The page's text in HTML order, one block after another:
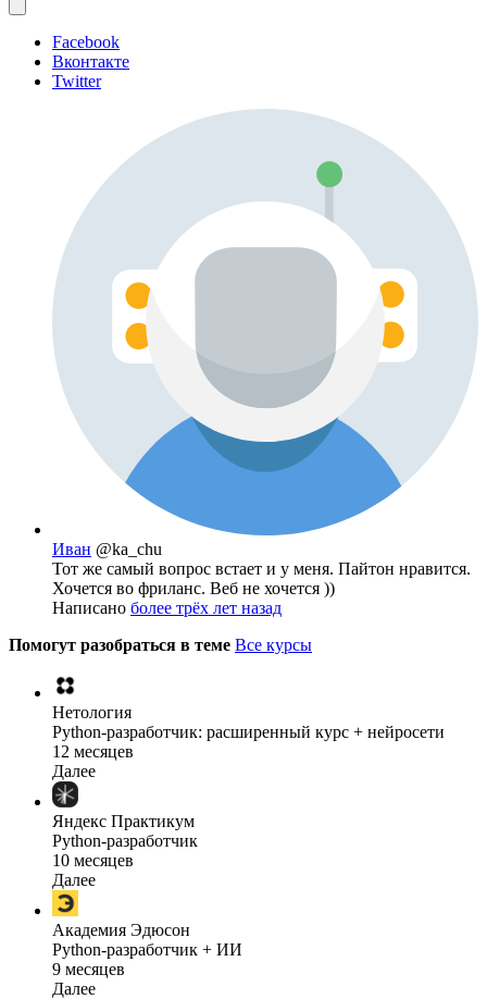
Facebook
Вконтакте
Twitter
Иван @ka_chu
Тот же самый вопрос встает и у меня. Пайтон нравится.
Хочется во фриланс. Веб не хочется ))
Написано более трёх лет назад
Помогут разобраться в теме Все курсы
Нетология
Python-разработчик: расширенный курс + нейросети
12 месяцев
Далее
Яндекс Практикум
Python-разработчик
10 месяцев
Далее
Академия Эдюсон
Python-разработчик + ИИ
9 месяцев
Далее